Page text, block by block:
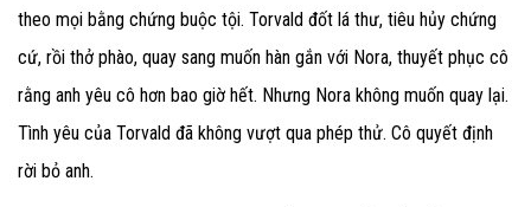
theo mọi bằng chứng buộc tội. Torvald đốt lá thư, tiêu hủy chứng
cứ, rồi thở phào, quay sang muốn hàn gắn với Nora, thuyết phục cô
rằng anh yêu cô hơn bao giờ hết. Nhưng Nora không muốn quay lại.
Tình yêu của Torvald đã không vượt qua phép thử. Cô quyết định
rời bỏ anh.